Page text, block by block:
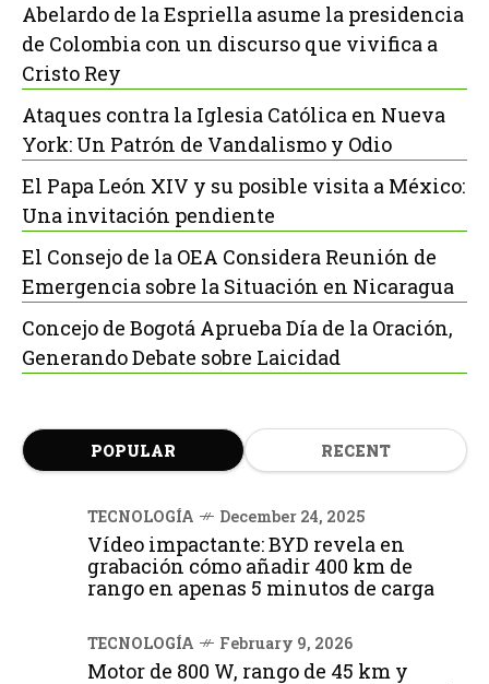
Abelardo de la Espriella asume la presidencia
de Colombia con un discurso que vivifica a
Cristo Rey
Ataques contra la Iglesia Católica en Nueva
York: Un Patrón de Vandalismo y Odio
El Papa León XIV y su posible visita a México:
Una invitación pendiente
El Consejo de la OEA Considera Reunión de
Emergencia sobre la Situación en Nicaragua
Concejo de Bogotá Aprueba Día de la Oración,
Generando Debate sobre Laicidad
POPULAR RECENT
TECNOLOGÍA December 24, 2025
Vídeo impactante: BYD revela en
grabación cómo añadir 400 km de
rango en apenas 5 minutos de carga
TECNOLOGÍA February 9, 2026
Motor de 800 W, rango de 45 km y